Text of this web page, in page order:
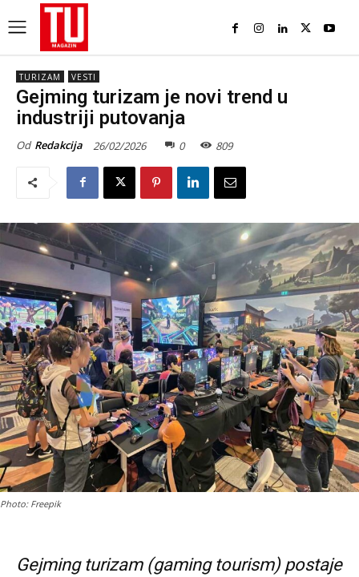
TURIZAM VESTI
Gejming turizam je novi trend u
industriji putovanja
Od Redakcija 26/02/2026 0 809
Photo: Freepik
Gejming turizam (gaming tourism) postaje